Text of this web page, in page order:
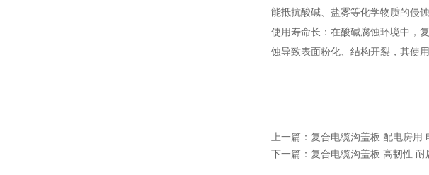
能抵抗酸碱、盐雾等化学物质的侵
使用寿命长 ：在酸碱腐蚀环境中，
蚀导致表面粉化、结构开裂，其使
上一篇： 复合电缆沟盖板 配电房用
下一篇： 复合电缆沟盖板 高韧性 耐